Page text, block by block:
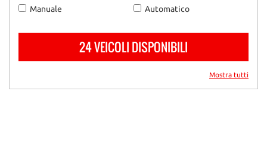
Manuale
Automatico
24 VEICOLI DISPONIBILI
Mostra tutti
Puoi
in